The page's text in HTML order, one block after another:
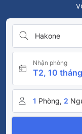
Hakone
Nhận phòng
T2, 10
1 Phòng, 2